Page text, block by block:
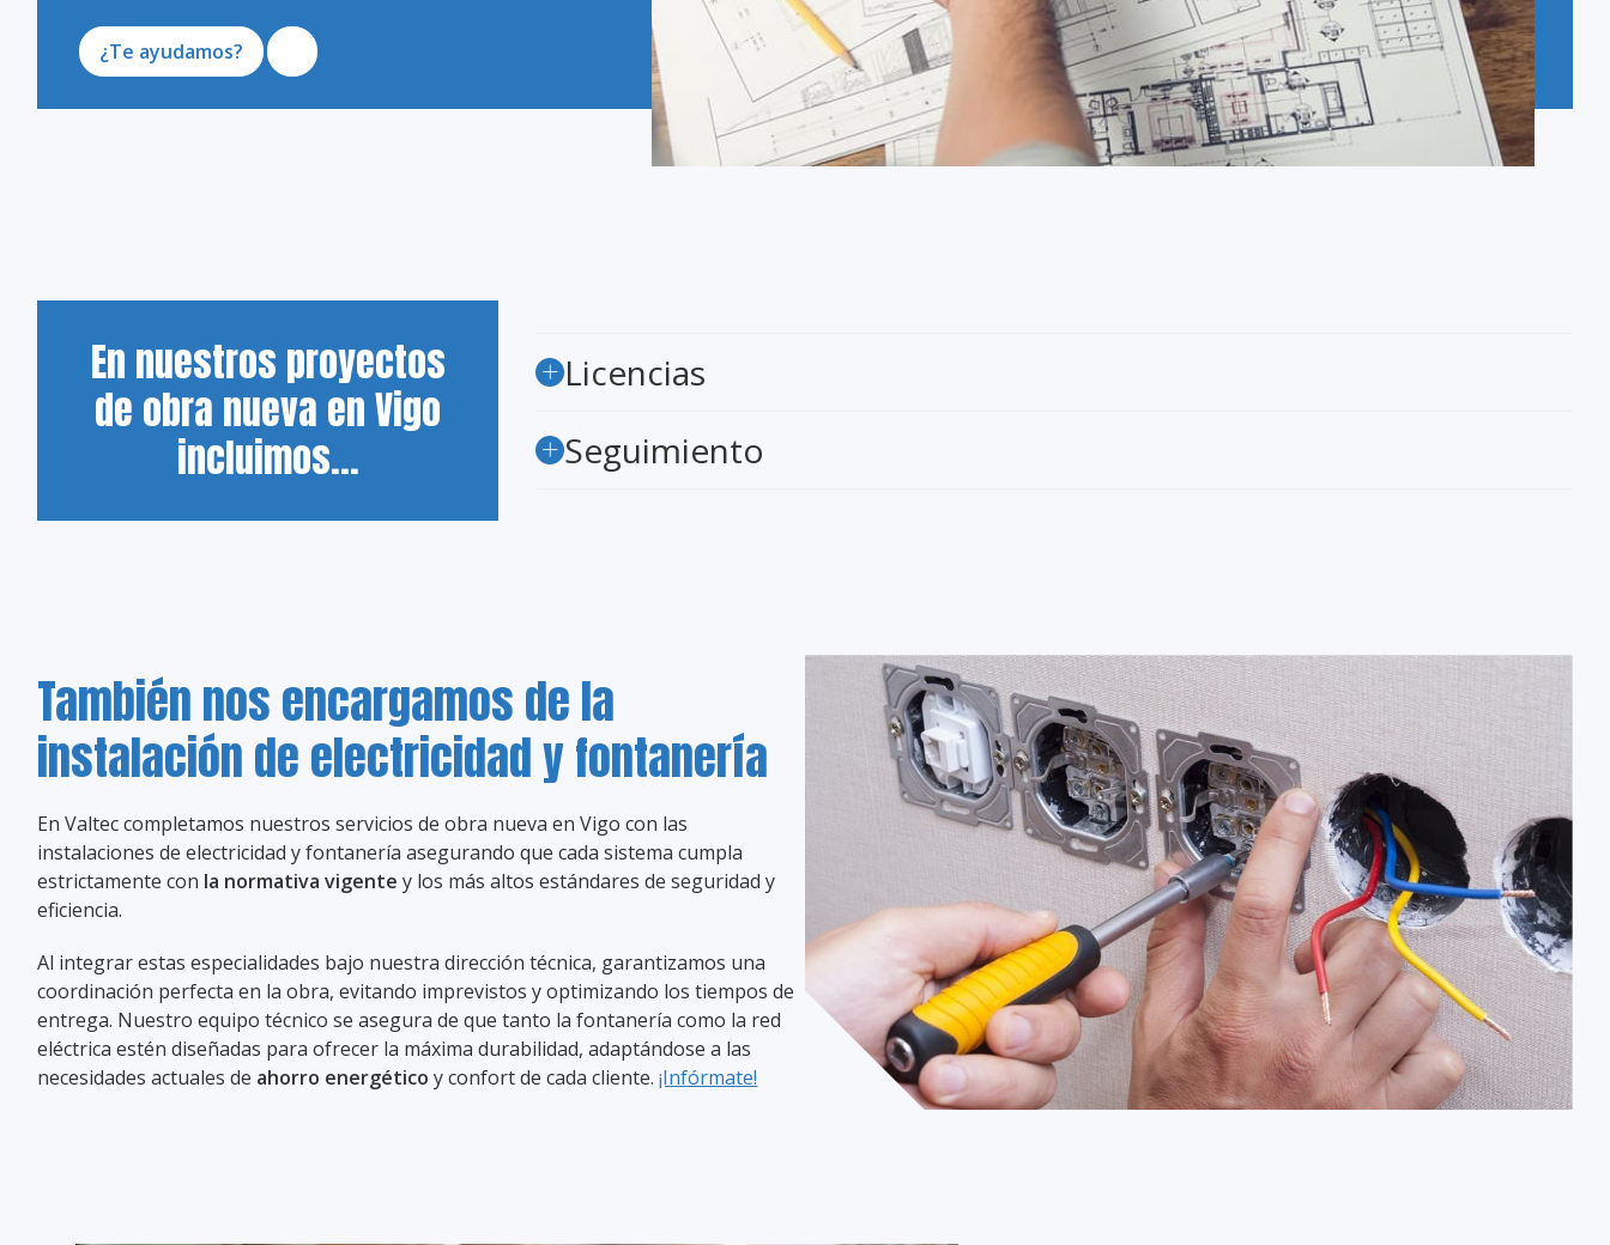
¿Te ayudamos?
En nuestros proyectos
de obra nueva en Vigo
incluimos...
Licencias
Seguimiento
También nos encargamos de la
instalación de electricidad y fontanería
En Valtec completamos nuestros servicios de obra nueva en Vigo con las
instalaciones de electricidad y fontanería asegurando que cada sistema cumpla
estrictamente con la normativa vigente y los más altos estándares de seguridad y
eficiencia.
Al integrar estas especialidades bajo nuestra dirección técnica, garantizamos una
coordinación perfecta en la obra, evitando imprevistos y optimizando los tiempos de
entrega. Nuestro equipo técnico se asegura de que tanto la fontanería como la red
eléctrica estén diseñadas para ofrecer la máxima durabilidad, adaptándose a las
necesidades actuales de ahorro energético y confort de cada cliente.¡Infórmate!